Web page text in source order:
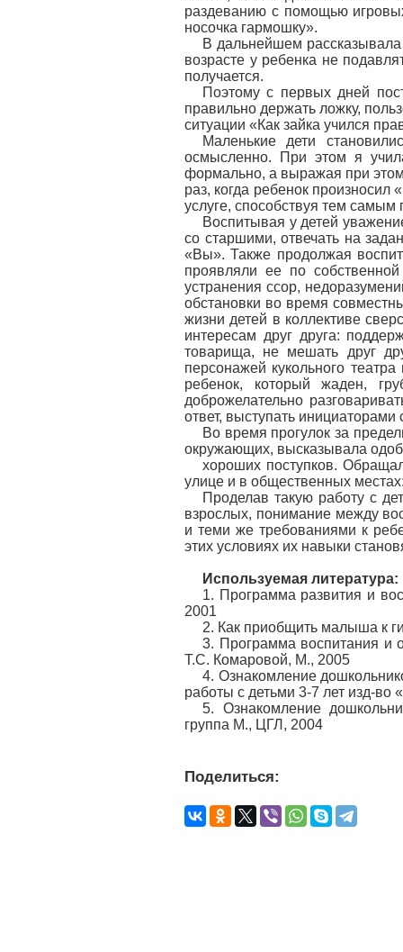
раздеванию с помощью
носочка гармошку».
В дальнейшем
возрасте у ребенка не
получается.
Поэтому с первых дней
правильно держать ложку,
ситуации «Как зайка учился
Маленькие дети
осмысленно. При этом я
формально, а выражая при этом
раз, когда ребенок
услуге, способствуя тем
Воспитывая у детей
со старшими, отвечать на
«Вы». Также продолжая
проявляли ее по
устранения ссор,
обстановки во время
жизни детей в коллективе
интересам друг друга:
товарища, не мешать друг
персонажей кукольного
ребенок, который жаден,
доброжелательно
ответ, выступать
Во время прогулок за
окружающих, высказывала
хороших поступков.
улице и в общественных
Проделав такую работу с
взрослых, понимание между
и теми же требованиями к
этих условиях их навыки
Используемая литература:
1. Программа развития и
2001
2. Как приобщить малыша к
3. Программа воспитания и
Т.С. Комаровой, М., 2005
4. Ознакомление
работы с детьми 3-7 лет изд-во
5. Ознакомление
группа М., ЦГЛ, 2004
Поделиться: